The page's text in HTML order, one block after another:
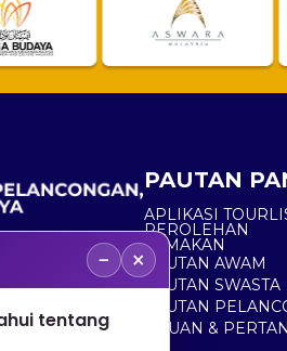
6, Presint 5,
PAUTAN
APLIKASI
PEROLEHAN
SEMAKAN
PAUTAN AWAM
PAUTAN SWASTA
PAUTAN
ADUAN &
− ×
tentang